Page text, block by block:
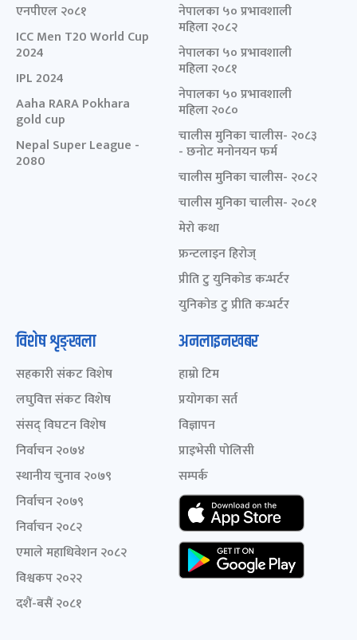
एनपीएल २०८१
ICC Men T20 World Cup
2024
IPL 2024
Aaha RARA Pokhara
gold cup
Nepal Super League -
2080
नेपालका ५० प्रभावशाली
महिला २०८२
नेपालका ५० प्रभावशाली
महिला २०८१
नेपालका ५० प्रभावशाली
महिला २०८०
चालीस मुनिका चालीस- २०८३
- छनोट मनोनयन फर्म
चालीस मुनिका चालीस- २०८२
चालीस मुनिका चालीस- २०८१
मेरो कथा
फ्रन्टलाइन हिरोज्
प्रीति टु युनिकोड कन्भर्टर
युनिकोड टु प्रीति कन्भर्टर
विशेष शृङ्खला
सहकारी संकट विशेष
लघुवित्त संकट विशेष
संसद् विघटन विशेष
निर्वाचन २०७४
स्थानीय चुनाव २०७९
निर्वाचन २०७९
निर्वाचन २०८२
एमाले महाधिवेशन २०८२
विश्वकप २०२२
दशैं-बसैं २०८१
अनलाइनखबर
हाम्रो टिम
प्रयोगका सर्त
विज्ञापन
प्राइभेसी पोलिसी
सम्पर्क